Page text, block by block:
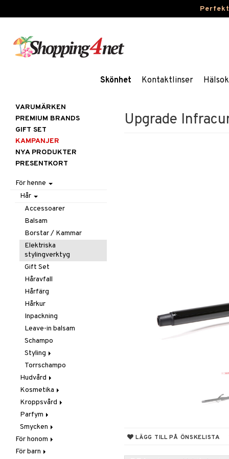
Skönhet Kontaktlinser
Upgrade
LÄGG TILL PÅ ÖNSKELISTA
VARUMÄRKEN
PREMIUM BRANDS
GIFT SET
KAMPANJER
NYA PRODUKTER
PRESENTKORT
För henne
Hår
Accessoarer
Balsam
Borstar / Kammar
Elektriska
stylingverktyg
Gift Set
Håravfall
Hårfärg
Hårkur
Inpackning
Leave-in balsam
Schampo
Styling
Glans & Antifrizz
Hårspray
Lockar
Värmeskydd
Vax & Gelé
Volymprodukter
Torrschampo
Hudvård
Ansiktscremer
Fet hy
Känslig hy
Normal hy
Torr hy
Ansiktsvård
Ansiktsvatten
Ögon makeup remover
Rengöring
Brun utan sol
Giftset
Hårborttagning
Masker
Kosmetika
Gift Set
Hud
Bronzer & Highlighter
Concealer
Färgad Dagcreme
Läppar
Balm
Läppenna
Naglar
Lösnaglar
Ögon
Kroppsvård
Badprodukter
Bodylotion
Brun utan sol
Deodorant
Parfym
Body spray
Doftljus & Rumsdoft
Eau de cologne
Smycken
Armband
Halsband
För honom
Hår
För barn